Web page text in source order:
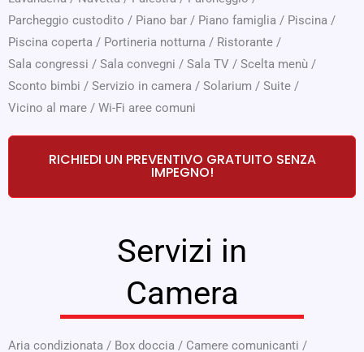
Parcheggio custodito / Piano bar / Piano famiglia / Piscina /
Piscina coperta / Portineria notturna / Ristorante /
Sala congressi / Sala convegni / Sala TV / Scelta menù /
Sconto bimbi / Servizio in camera / Solarium / Suite /
Vicino al mare / Wi-Fi aree comuni
RICHIEDI UN PREVENTIVO GRATUITO SENZA
IMPEGNO!
Servizi in
Camera
Aria condizionata / Box doccia / Camere comunicanti /